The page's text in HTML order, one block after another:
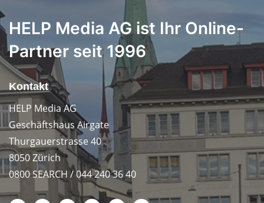
HELP Media AG ist Ihr Online-
Partner seit 1996
Kontakt
HELP Media AG
Geschäftshaus Airgate
Thurgauerstrasse 40
8050 Zürich
0800 SEARCH / 044 240 36 40